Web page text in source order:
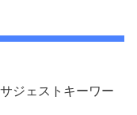
ジェストキーワー